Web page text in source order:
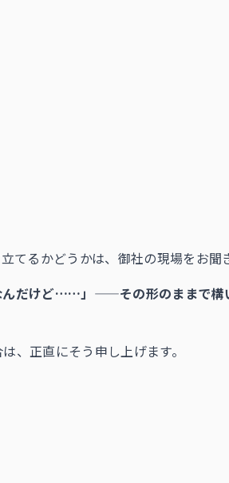
るかどうかは、御社の現場をお聞
んだけど……」——その形のままで構
、正直にそう申し上げます。